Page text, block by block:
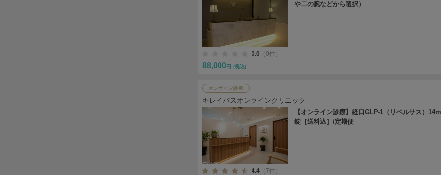
や二の腕などから選択）
0.0 （0件）
88,000 円 (税込)
オンライン診療
キレイパスオンラインクリニック
【オンライン診療】経口GLP-1（リベルサス）
錠［送料込］/定期便
4.4 （7件）